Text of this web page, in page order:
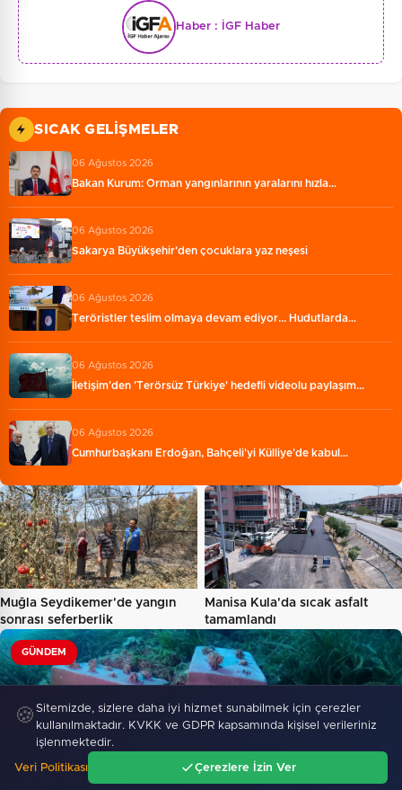
Haber : İGF Haber
SICAK GELIŞMELER
06 Ağustos 2026
Bakan Kurum: Orman yangınlarının yaralarını hızla…
06 Ağustos 2026
Sakarya Büyükşehir'den çocuklara yaz neşesi
06 Ağustos 2026
Teröristler teslim olmaya devam ediyor... Hudutlarda…
06 Ağustos 2026
İletişim'den 'Terörsüz Türkiye' hedefli videolu paylaşım…
06 Ağustos 2026
Cumhurbaşkanı Erdoğan, Bahçeli'yi Külliye'de kabul…
Muğla Seydikemer'de yangın
sonrası seferberlik
Manisa Kula'da sıcak asfalt
tamamlandı
GÜNDEM
🍪 Sitemizde, sizlere daha iyi hizmet sunabilmek için çerezler
kullanılmaktadır. KVKK ve GDPR kapsamında kişisel verileriniz
işlenmektedir.
Veri Politikası Çerezlere İzin Ver
Gündem Ara Menü